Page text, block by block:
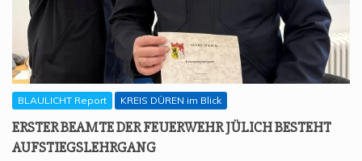
BLAULICHT Report KREIS DÜREN im Blick
ERS­TER BEAM­TE DER FEU­ER­WEHR JÜLICH BESTEHT
AUFSTIEGSLEHRGANG